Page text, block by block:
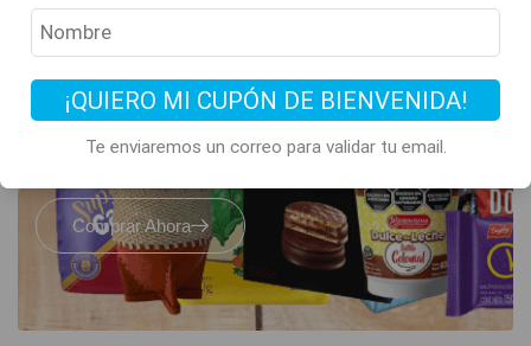
¡QUIERO MI CUPÓN DE BIENVENIDA!
Te enviaremos un correo para validar tu email.
Todos los clásicos
de Argentina
están acá
Comprar Ahora